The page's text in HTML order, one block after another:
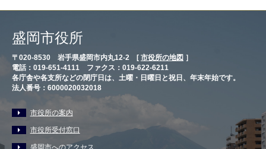
盛岡市役所
〒020-8530 岩手県盛岡市内丸12-2 [ 市役所の地図 ］
電話：019-651-4111 ファクス：019-622-6211
各庁舎や各支所などの閉庁日は、土曜・日曜日と祝日、年末年始です。
法人番号：6000020032018
市役所の案内
市役所受付窓口
盛岡市へのアクセス